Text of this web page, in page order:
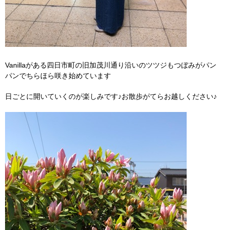
Vanillaがある四日市町の旧加茂川通り沿いのツツジもつぼみがパン
パンでちらほら咲き始めています
日ごとに開いていくのが楽しみです♪お散歩がてらお越しください♪